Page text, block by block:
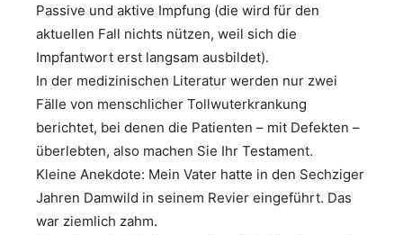
Passive und aktive Impfung (die wird für den
aktuellen Fall nichts nützen, weil sich die
Impfantwort erst langsam ausbildet).
In der medizinischen Literatur werden nur zwei
Fälle von menschlicher Tollwuterkrankung
berichtet, bei denen die Patienten – mit Defekten –
überlebten, also machen Sie Ihr Testament.
Kleine Anekdote: Mein Vater hatte in den Sechziger
Jahren Damwild in seinem Revier eingeführt. Das
war ziemlich zahm.